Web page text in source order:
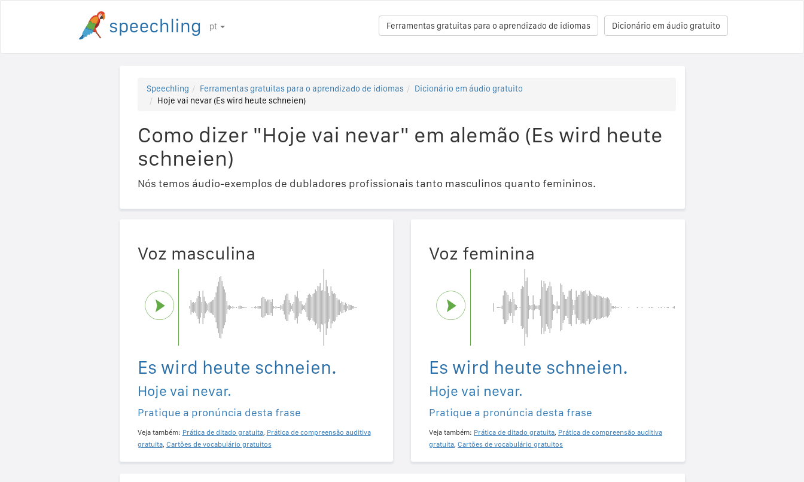
pt Dicionário em áudio gratuito
Ferramentas gratuitas para o aprendizado de idiomas
Speechling Ferramentas gratuitas para o aprendizado de idiomas
Dicionário em áudio gratuito
Hoje vai nevar (Es wird heute schneien)
Como dizer "Hoje vai nevar" em alemão (Es wird heute
schneien)
Nós temos áudio-exemplos de dubladores profissionais tanto masculinos quanto femininos.
Voz masculina
Es wird heute schneien.
Hoje vai nevar.
Pratique a pronúncia desta frase
Veja também: Prática de ditado gratuita, Prática de compreensão auditiva
gratuita, Cartões de vocabulário gratuitos
Voz feminina
Es wird heute schneien.
Hoje vai nevar.
Pratique a pronúncia desta frase
Veja também: Prática de ditado gratuita, Prática de compreensão auditiva
gratuita, Cartões de vocabulário gratuitos